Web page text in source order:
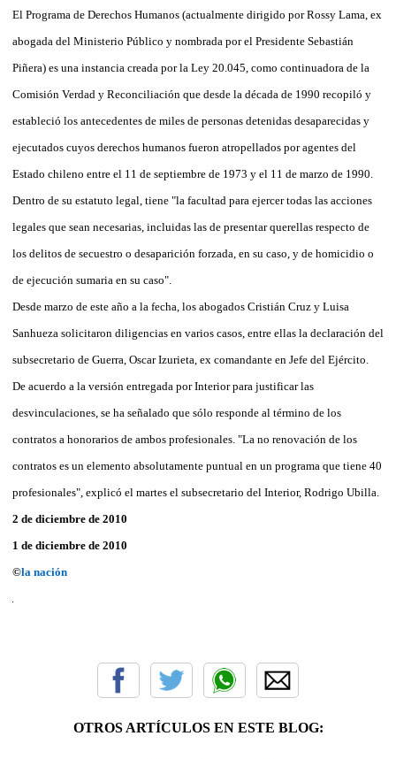
El Programa de Derechos Humanos (actualmente dirigido por Rossy Lama, ex
abogada del Ministerio Público y nombrada por el Presidente Sebastián
Piñera) es una instancia creada por la Ley 20.045, como continuadora de la
Comisión Verdad y Reconciliación que desde la década de 1990 recopiló y
estableció los antecedentes de miles de personas detenidas desaparecidas y
ejecutados cuyos derechos humanos fueron atropellados por agentes del
Estado chileno entre el 11 de septiembre de 1973 y el 11 de marzo de 1990.
Dentro de su estatuto legal, tiene "la facultad para ejercer todas las acciones
legales que sean necesarias, incluidas las de presentar querellas respecto de
los delitos de secuestro o desaparición forzada, en su caso, y de homicidio o
de ejecución sumaria en su caso".
Desde marzo de este año a la fecha, los abogados Cristián Cruz y Luisa
Sanhueza solicitaron diligencias en varios casos, entre ellas la declaración del
subsecretario de Guerra, Oscar Izurieta, ex comandante en Jefe del Ejército.
De acuerdo a la versión entregada por Interior para justificar las
desvinculaciones, se ha señalado que sólo responde al término de los
contratos a honorarios de ambos profesionales. "La no renovación de los
contratos es un elemento absolutamente puntual en un programa que tiene 40
profesionales", explicó el martes el subsecretario del Interior, Rodrigo Ubilla.
2 de diciembre de 2010
1 de diciembre de 2010
©la nación
OTROS ARTÍCULOS EN ESTE BLOG: